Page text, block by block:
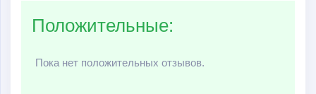
Положительные:
Пока нет положительных отзывов.